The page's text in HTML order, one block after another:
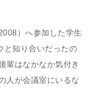
）へ参加した学生
と知り合いだったの
輩はなかなか気付き
人が会議室にいるな